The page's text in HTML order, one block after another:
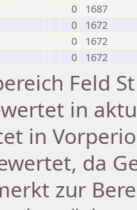
0
1687
0
1672
0
1672
0 1672
Feld
in
in
da
zur